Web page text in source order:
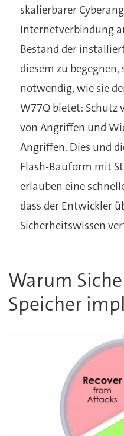
skalierbarer
Internetverbindung
Bestand der
diesem zu
notwendig, wie sie
W77Q bietet: Schutz
von Angriffen und
Angriffen. Dies und
Flash-Bauform mit
erlauben eine
dass der Entwickler
Sicherheitswissen
Warum
Speicher